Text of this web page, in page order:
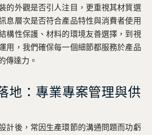
的外觀是否引人注目，更重視其材質選
息層次是否符合產品特性與消費者使用
構性保護、材料的環境友善選擇，到視
用，我們確保每一個細節都服務於產品
傳達力。
地：專業專案管理與供
計後，常因生產環節的溝通問題而功虧